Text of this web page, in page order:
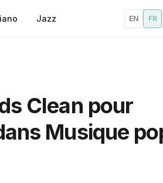
Jazz EN FR
Clean pour
Musique